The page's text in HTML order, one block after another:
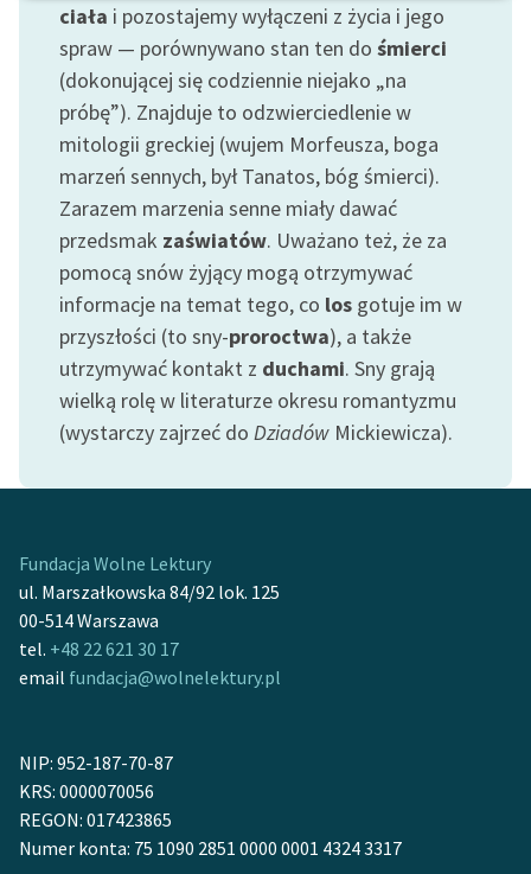
niepełnosprawnościami
E-kolekcja lektur
szkolnych i literatury do
słuchania dla uczennic i
uczniów z
niepełnosprawnościami
Feministyczne inspiracje.
Popularyzacja
skandynawskiej literatury
feministycznej
Ręce pełne poezji
Kolekcje edukacyjne
twórców przechodzących
lektur szkolnych oraz
Odkurzamy bohaterów
Szkoła Poezji Wolnych
Lektur
O nas
O projekcie
Zespół
ciała i pozostajemy wyłączeni z życia i jego
spraw — porównywano stan ten do śmierci
(dokonującej się codziennie niejako „na
próbę”). Znajduje to odzwierciedlenie w
mitologii greckiej (wujem Morfeusza, boga
marzeń sennych, był Tanatos, bóg śmierci).
Zarazem marzenia senne miały dawać
przedsmak zaświatów. Uważano też, że za
pomocą snów żyjący mogą otrzymywać
informacje na temat tego, co los gotuje im w
przyszłości (to sny-proroctwa), a także
utrzymywać kontakt z duchami. Sny grają
wielką rolę w literaturze okresu romantyzmu
(wystarczy zajrzeć do Dziadów Mickiewicza).
Fundacja Wolne Lektury
ul. Marszałkowska 84/92 lok. 125
00-514 Warszawa
tel. +48 22 621 30 17
email fundacja@wolnelektury.pl
NIP: 952-187-70-87
KRS: 0000070056
REGON: 017423865
Numer konta: 75 1090 2851 0000 0001 4324 3317